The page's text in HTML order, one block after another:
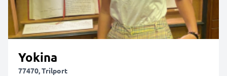
Yokina
77470, Trilport